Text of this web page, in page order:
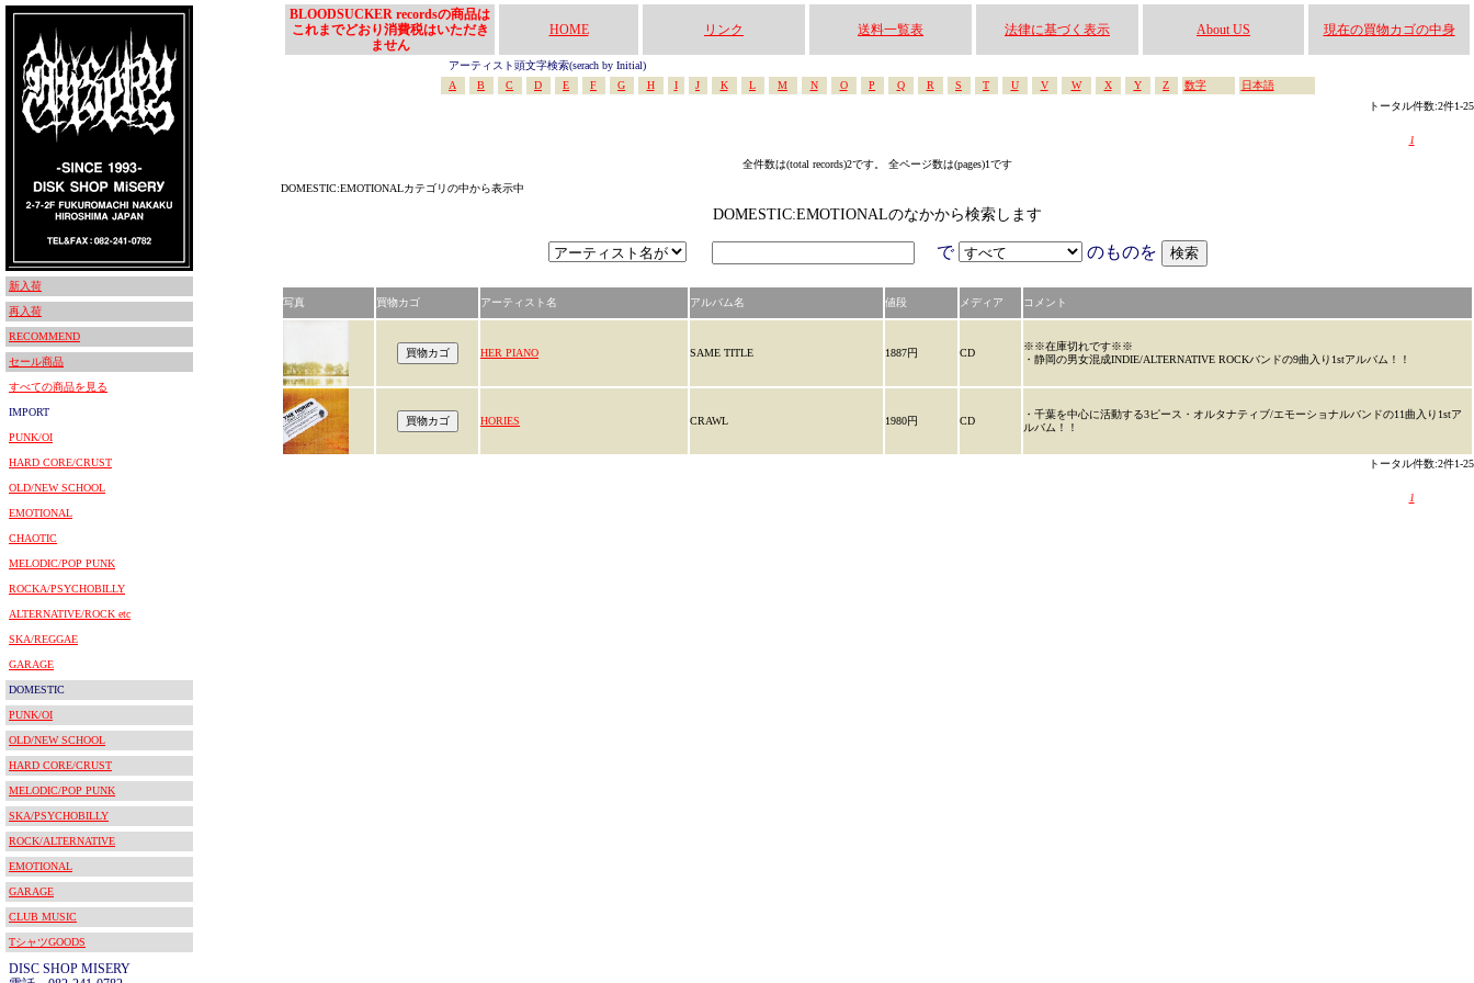
新入荷
再入荷
RECOMMEND
セール商品
すべての商品を見る
IMPORT
PUNK/OI
HARD CORE/CRUST
OLD/NEW SCHOOL
EMOTIONAL
CHAOTIC
MELODIC/POP PUNK
ROCKA/PSYCHOBILLY
ALTERNATIVE/ROCK etc
SKA/REGGAE
GARAGE
DOMESTIC
PUNK/OI
OLD/NEW SCHOOL
HARD CORE/CRUST
MELODIC/POP PUNK
SKA/PSYCHOBILLY
ROCK/ALTERNATIVE
EMOTIONAL
GARAGE
CLUB MUSIC
TシャツGOODS
DISC SHOP MISERY
BLOODSUCKER recordsの商品は
これまでどおり消費税はいただき
ません
HOME リンク 送料一覧表 法律に基づく表示 About US 現在の買物カゴの中身
アーティスト頭文字検索(serach by Initial)
A
B C D E F G H I J K L M N O P Q R S T U V W X Y Z 数字
日本語
トータル件数:2件1-25
1
全件数は(total records)2です。 全ページ数は(pages)1です
DOMESTIC:EMOTIONALカテゴリの中から表示中
DOMESTIC:EMOTIONALのなかから検索します
で のものを
写真 買物カゴ アーティスト名 アルバム名 値段 メディア コメント
HER PIANO SAME TITLE 1887円 CD
※※在庫切れです※※
・静岡の男女混成INDIE/ALTERNATIVE ROCKバンドの9曲入り1stアルバム！！
HORIES CRAWL 1980円 CD
・千葉を中心に活動する3ピース・オルタナティブ/エモーショナルバンドの11曲入り1stア
ルバム！！
トータル件数:2件1-25
1